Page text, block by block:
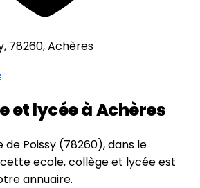
78260, Achères
et lycée à Achères
de Poissy (78260), dans le
ecole, collège et lycée est
annuaire.